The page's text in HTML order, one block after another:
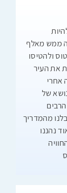
737 שלכם. היה ממש מאלף
ולהטיסו
את העיר
אחרי
של
מהמדריך
נהננו